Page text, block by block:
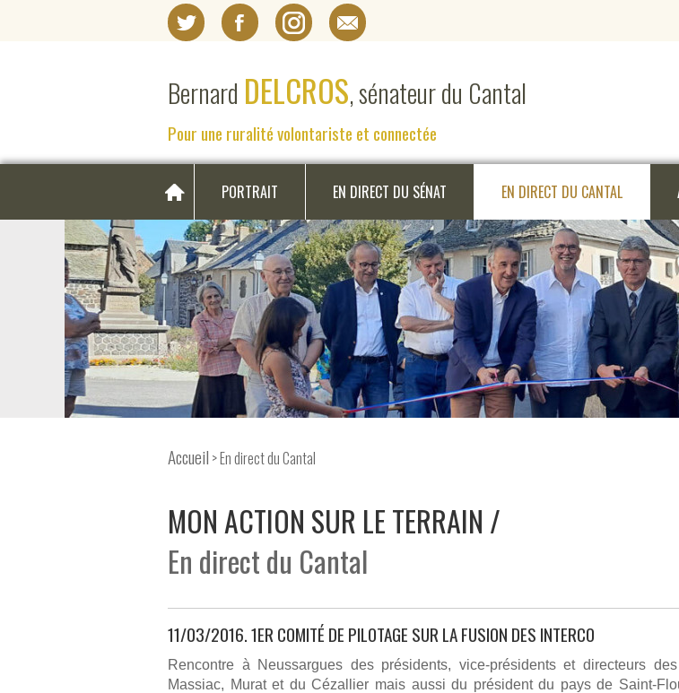
Bernard DELCROS, sénateur du Cantal
Pour une ruralité volontariste et connectée
PORTRAIT EN DIRECT DU SÉNAT EN DIRECT DU CANTAL
Accueil > En direct du Cantal
MON ACTION SUR LE TERRAIN
En direct du Cantal
11/03/2016. 1ER COMITÉ DE PILOTAGE SUR LA FUSION DES INTERCO
Rencontre à Neussargues des présidents, vice-présidents et directeurs
Massiac, Murat et du Cézallier mais aussi du président du pays de Saint-